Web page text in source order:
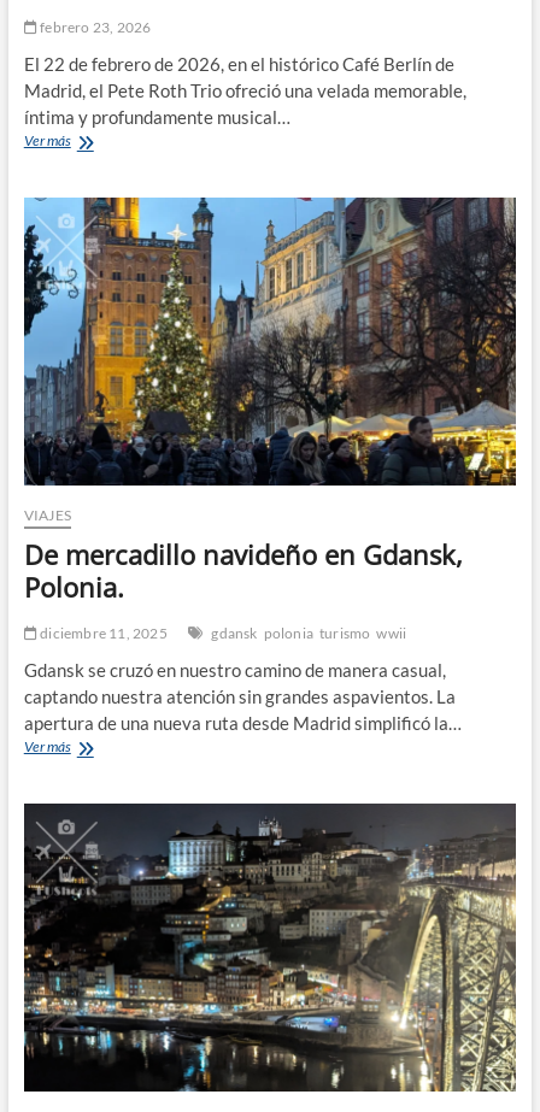
febrero 23, 2026
El 22 de febrero de 2026, en el histórico Café Berlín de
Madrid, el Pete Roth Trio ofreció una velada memorable,
íntima y profundamente musical…
Ver másPete
–
Café
Berlín,
Madrid
·
22
de
febrero
de
2026
VIAJES
De mercadillo navideño en Gdansk,
Polonia.
diciembre 11, 2025 gdansk polonia turismo wwii
Gdansk se cruzó en nuestro camino de manera casual,
captando nuestra atención sin grandes aspavientos. La
apertura de una nueva ruta desde Madrid simplificó la…
Ver másDe
en
Gdansk,
Polonia.